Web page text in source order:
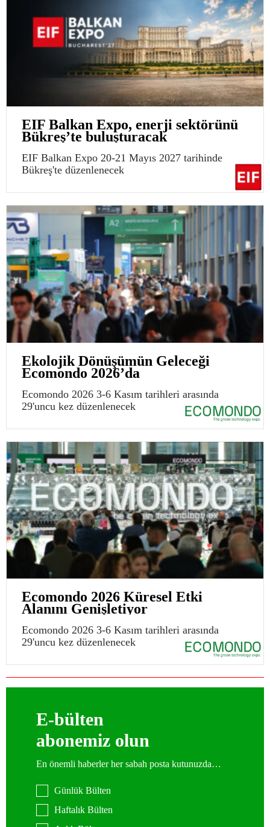
EIF Balkan Expo, enerji sektörünü
Bükreş’te buluşturacak
EIF Balkan Expo 20-21 Mayıs 2027 tarihinde
Bükreş'te düzenlenecek
Ekolojik Dönüşümün Geleceği
Ecomondo 2026’da
Ecomondo 2026 3-6 Kasım tarihleri arasında
29'uncu kez düzenlenecek
Ecomondo 2026 Küresel Etki
Alanını Genişletiyor
Ecomondo 2026 3-6 Kasım tarihleri arasında
29'uncu kez düzenlenecek
E-bülten
abonemiz olun
En önemli haberler her sabah posta kutunuzda…
Günlük Bülten
Haftalık Bülten